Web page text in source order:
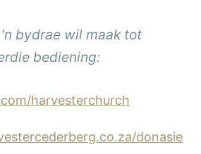
bydrae wil maak tot
bediening:
harvesterchurch
donasie